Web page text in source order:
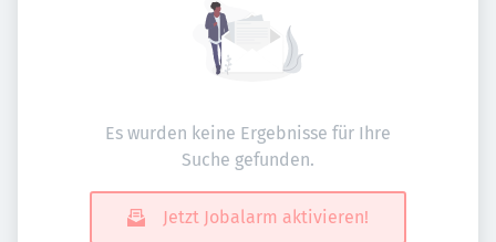
Es wurden keine Ergebnisse für Ihre
Suche gefunden.
Jetzt Jobalarm aktivieren!